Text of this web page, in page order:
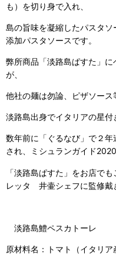
も）を切り身で入れ、
島の旨味を凝縮したパスタ
添加パスタソースです。
弊所商品「淡路島ぱすた」
が、
他社の麺は勿論、ピザソース
淡路島出身でイタリアの星付
数年前に「ぐるなび」で２
され、ミシュランガイド
「淡路島ぱすた」をお店で
レッタ 井壷シェフに監修戴
淡路島鱧ペスカトー
原材料名：トマト（イタリ